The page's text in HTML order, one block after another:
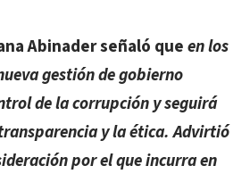
Abinader señaló queen los
gestión de gobierno
de la corrupción y seguirá
y la ética. Advirtió
por el que incurra en